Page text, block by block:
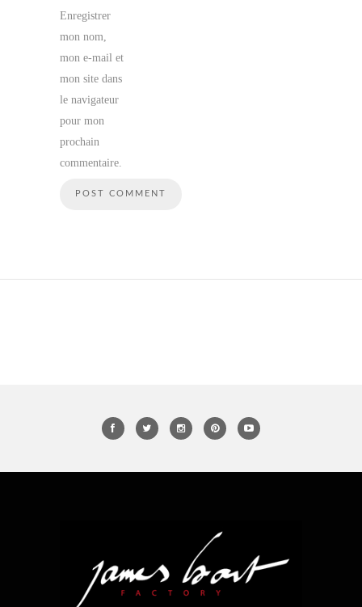
Enregistrer
mon nom,
mon e-mail et
mon site dans
le navigateur
pour mon
prochain
commentaire.